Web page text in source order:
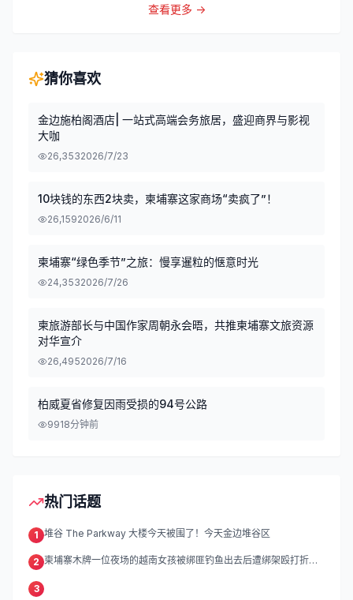
查看更多 →
猜你喜欢
金边施柏阁酒店| 一站式高端会务旅居，盛迎商界与影视
大咖
26,3532026/7/23
10块钱的东西2块卖，柬埔寨这家商场“卖疯了”！
26,1592026/6/11
柬埔寨“绿色季节”之旅：慢享暹粒的惬意时光
24,3532026/7/26
柬旅游部长与中国作家周朝永会晤，共推柬埔寨文旅资源
对华宣介
26,4952026/7/16
柏威夏省修复因雨受损的94号公路
9918分钟前
热门话题
1 堆谷 The Parkway 大楼今天被围了！今天金边堆谷区
2 柬埔寨木牌一位夜场的越南女孩被绑匪钓鱼出去后遭绑架殴打折
3